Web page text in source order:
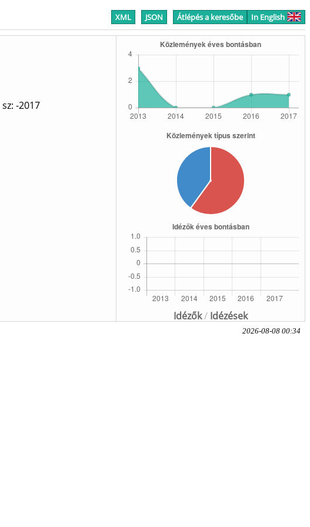
XML JSON Átlépés a keresőbe In English
Idézők/ Idézések
sz: -2017
2026-08-08 00:34